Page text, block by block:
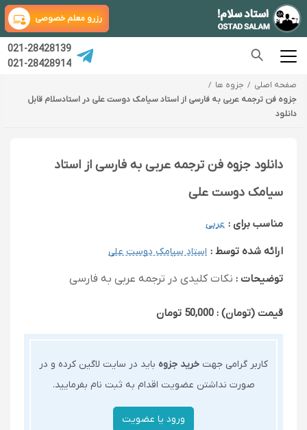
رزرو معلم خصوصی
021-28428139
021-28428914
صفحه اصلی
جزوه ها
جزوه فن ترجمه عربی به فارسی از استاد سیامک دوست علی در استادسلام قابل
دانلود
دانلود جزوه فن ترجمه عربی به فارسی از استاد
سیامک دوست علی
مناسب برای : عربی
ارائه شده توسط : استاد سیامک دوست علی
توضیحات : نکات کلیدی در ترجمه عربی به فارسی
قیمت (تومان) : 50,000 تومان
کاربر گرامی جهت خرید جزوه باید در سایت لاگین کرده و در
صورت نداشتن عضویت اقدام به ثبت نام بفرمایید.